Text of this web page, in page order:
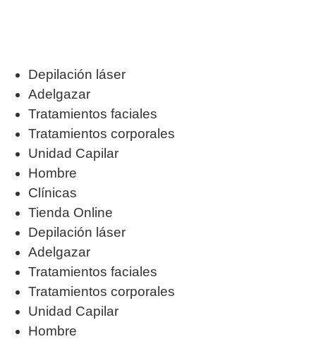
Depilación láser
Adelgazar
Tratamientos faciales
Tratamientos corporales
Unidad Capilar
Hombre
Clínicas
Tienda Online
Depilación láser
Adelgazar
Tratamientos faciales
Tratamientos corporales
Unidad Capilar
Hombre